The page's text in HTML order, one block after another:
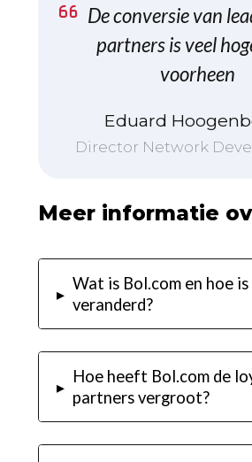
De conversie van
partners is veel
voorheen
Eduard
Director Network
Meer informatie
▸
Wat is Bol.com en hoe
veranderd?
▸
Hoe heeft Bol.com de
partners vergroot?